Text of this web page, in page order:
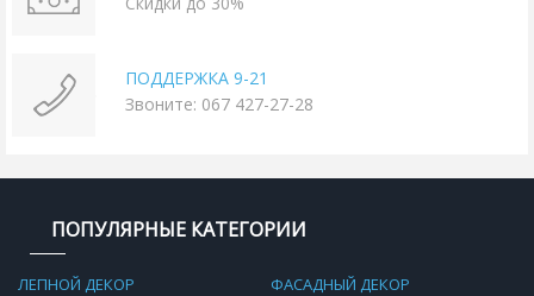
ПОДДЕРЖКА 9-21
Звоните: 067 427-27-28
ПОПУЛЯРНЫЕ КАТЕГОРИИ
ЛЕПНОЙ ДЕКОР
ФАСАДНЫЙ ДЕКОР